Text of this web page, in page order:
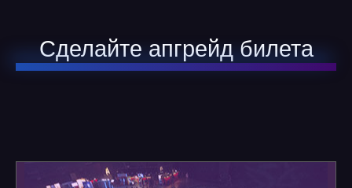
Сделайте апгрейд билета